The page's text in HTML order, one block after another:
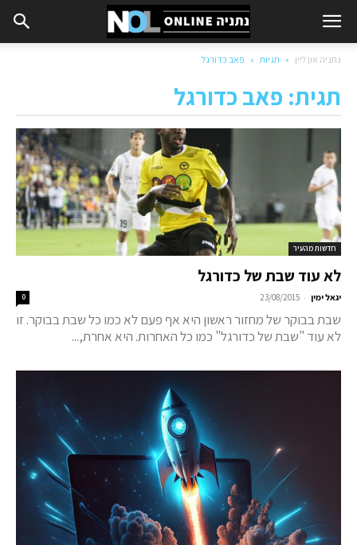
נתניה און ליין תגיות פאב כדורגל
תגית: פאב כדורגל
חדשות מהעיר
לא עוד שבת של כדורגל
יגאל ימין -
23/08/2015
0
שבת בבוקר של מחזור ראשון היא אף פעם לא כמו כל שבת בבוקר. זו
לא עוד "שבת של כדורגל" כמו כל האחרות. היא אחרת,...